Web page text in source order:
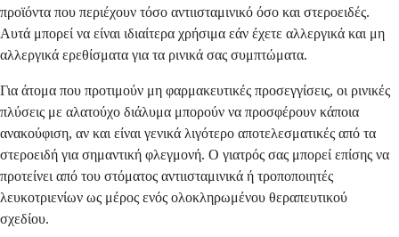
προϊόντα που περιέχουν τόσο αντιισταμινικό όσο και στεροειδές.
Αυτά μπορεί να είναι ιδιαίτερα χρήσιμα εάν έχετε αλλεργικά και μη
αλλεργικά ερεθίσματα για τα ρινικά σας συμπτώματα.
Για άτομα που προτιμούν μη φαρμακευτικές προσεγγίσεις, οι ρινικές
πλύσεις με αλατούχο διάλυμα μπορούν να προσφέρουν κάποια
ανακούφιση, αν και είναι γενικά λιγότερο αποτελεσματικές από τα
στεροειδή για σημαντική φλεγμονή. Ο γιατρός σας μπορεί επίσης να
προτείνει από του στόματος αντιισταμινικά ή τροποποιητές
λευκοτριενίων ως μέρος ενός ολοκληρωμένου θεραπευτικού
σχεδίου.